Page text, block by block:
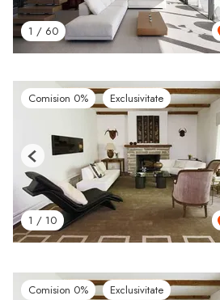
1 / 60
Comision 0% Exclusivitate
1 / 10
Previous
Comision 0% Exclusivitate